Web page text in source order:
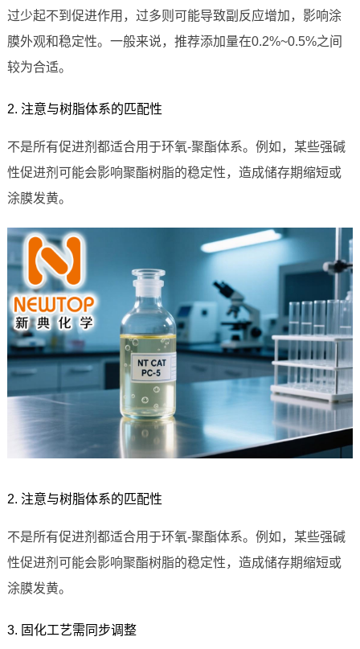
过少起不到促进作用，过多则可能导致副反应增加，影响涂
膜外观和稳定性。一般来说，推荐添加量在0.2%~0.5%之间
较为合适。
2. 注意与树脂体系的匹配性
不是所有促进剂都适合用于环氧-聚酯体系。例如，某些强碱
性促进剂可能会影响聚酯树脂的稳定性，造成储存期缩短或
涂膜发黄。
2. 注意与树脂体系的匹配性
不是所有促进剂都适合用于环氧-聚酯体系。例如，某些强碱
性促进剂可能会影响聚酯树脂的稳定性，造成储存期缩短或
涂膜发黄。
3. 固化工艺需同步调整